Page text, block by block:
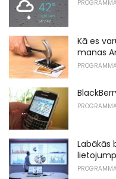
Kā es
manas
Labākās